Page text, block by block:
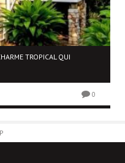
TROPICAL QUI
0